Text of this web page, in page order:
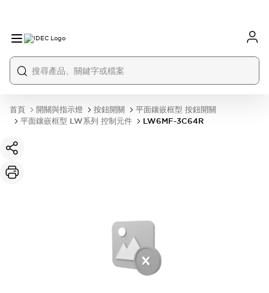
首頁 開關與指示燈 按鈕開關
平面鑲嵌框型 按鈕開關
平面鑲嵌框型 LW系列 控制元件
LW6MF-3C64R